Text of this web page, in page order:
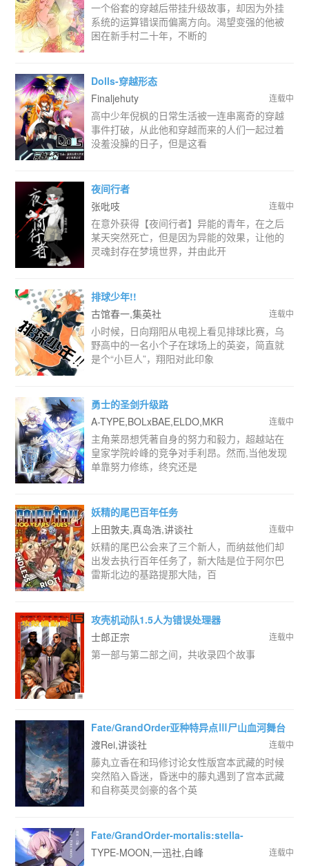
一个俗套的穿越后带挂升级故事，却因为外挂
系统的运算错误而偏离方向。渴望变强的他被
困在新手村二十年，不断的
Dolls-穿越形态
Finaljehuty
连载中
高中少年倪枫的日常生活被一连串离奇的穿越
事件打破，从此他和穿越而来的人们一起过着
没羞没臊的日子，但是这看
夜间行者
张吡吱
连载中
在意外获得【夜间行者】异能的青年，在之后
某天突然死亡，但是因为异能的效果，让他的
灵魂封存在梦境世界，并由此开
排球少年!!
古馆春一,集英社
连载中
小时候，日向翔阳从电视上看见排球比赛，乌
野高中的一名小个子在球场上的英姿，简直就
是个“小巨人”，翔阳对此印象
勇士的圣剑升级路
A-TYPE,BOLxBAE,ELDO,MKR
连载中
主角莱昂想凭著自身的努力和毅力，超越站在
皇家学院岭峰的竞争对手利昂。然而,当他发现
单靠努力修练，终究还是
妖精的尾巴百年任务
上田敦夫,真岛浩,讲谈社
连载中
妖精的尾巴公会来了三个新人，而纳兹他们却
出发去执行百年任务了，新大陆是位于阿尔巴
雷斯北边的基路提那大陆，百
攻壳机动队1.5人为错误处理器
士郎正宗
连载中
第一部与第二部之间，共收录四个故事
Fate/GrandOrder亚种特异点Ⅲ尸山血河舞台
下总国英灵剑豪七番决胜
渡Rei,讲谈社 连载中
藤丸立香在和玛修讨论女性版宫本武藏的时候
突然陷入昏迷，昏迷中的藤丸遇到了宫本武藏
和自称英灵剑豪的各个英
Fate/GrandOrder-mortalis:stella-
TYPE-MOON,一迅社,白峰
连载中